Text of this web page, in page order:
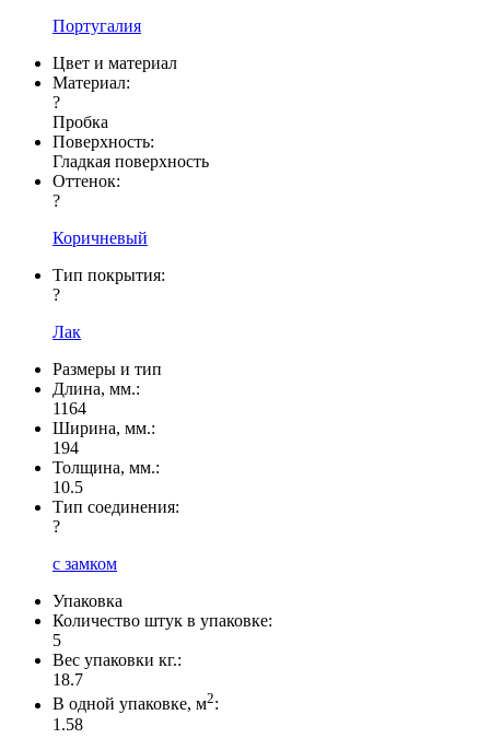
Португалия
Цвет и материал
Материал:
?
Пробка
Поверхность:
Гладкая поверхность
Оттенок:
?
Коричневый
Тип покрытия:
?
Лак
Размеры и тип
Длина, мм.:
1164
Ширина, мм.:
194
Толщина, мм.:
10.5
Тип соединения:
?
с замком
Упаковка
Количество штук в упаковке:
5
Вес упаковки кг.:
18.7
В одной упаковке, м2:
1.58